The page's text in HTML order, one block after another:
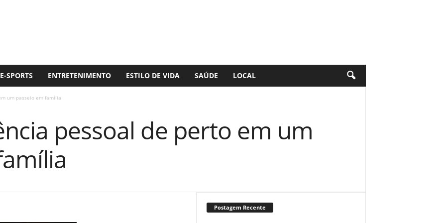
E-SPORTS ENTRETENIMENTO ESTILO DE VIDA SAÚDE LOCAL
um passeio em família
pessoal de perto em um
Postagem Recente